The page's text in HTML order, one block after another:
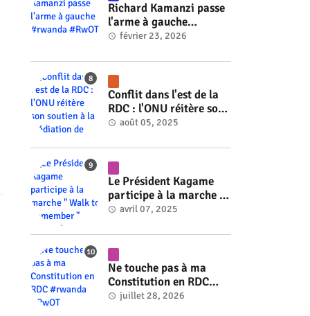
Richard Kamanzi passe
l'arme à gauche
#rwanda #RwOT
février 23, 2026
Conflit dans l'est de la
RDC : l'ONU réitère son
soutien à la médiation
#rwanda #RwOT
août 05, 2025
Le Président Kagame
participe à la marche "
Walk to Remember "
avril 07, 2025
Ne touche pas à ma
Constitution en RDC
#rwanda #RwOT
juillet 28, 2026